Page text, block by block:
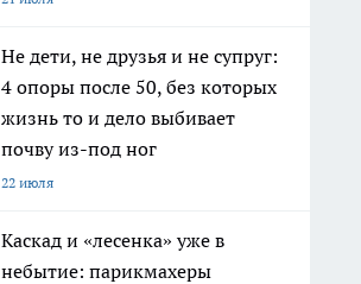
Не дети, не друзья и не супруг:
4 опоры после 50, без которых
жизнь то и дело выбивает
почву из-под ног
22 июля
Каскад и «лесенка» уже в
небытие: парикмахеры